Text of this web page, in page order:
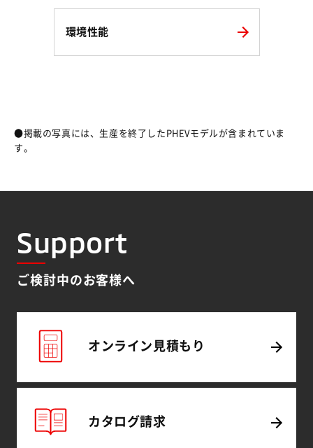
環境性能
●掲載の写真には、生産を終了したPHEVモデルが含まれていま
す。
Support
ご検討中のお客様へ
オンライン 見積もり
カタログ請求